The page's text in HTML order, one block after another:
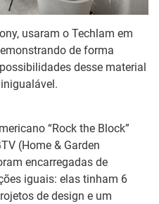
usaram o Techlam em
de forma
desse material
“Rock the Block”
(Home & Garden
encarregadas de
iguais: elas tinham 6
de design e um